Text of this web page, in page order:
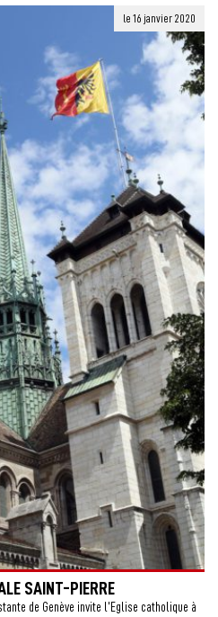
le 16 janvier 2020
SAINT-PIERRE
de Genève invite l’Eglise catholique à